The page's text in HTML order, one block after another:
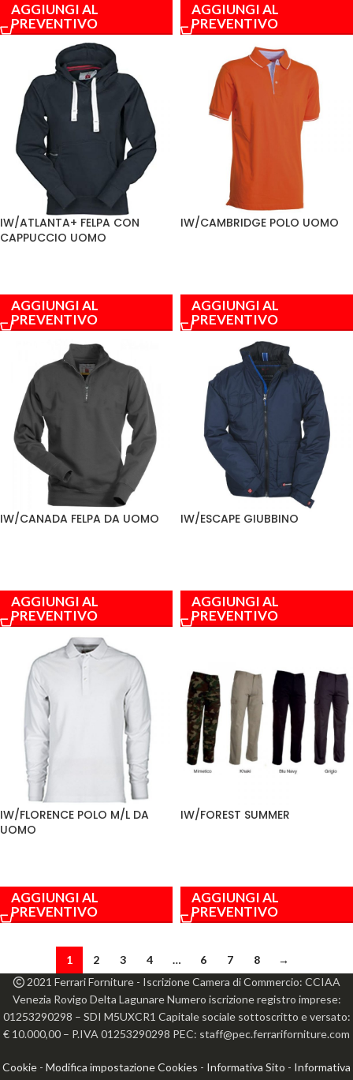
AGGIUNGI AL
PREVENTIVO
AGGIUNGI AL
PREVENTIVO
IW/ATLANTA+ FELPA CON
CAPPUCCIO UOMO
AGGIUNGI AL
PREVENTIVO
IW/CAMBRIDGE POLO UOMO
AGGIUNGI AL
PREVENTIVO
IW/CANADA FELPA DA UOMO
AGGIUNGI AL
PREVENTIVO
IW/ESCAPE GIUBBINO
AGGIUNGI AL
PREVENTIVO
IW/FLORENCE POLO M/L DA
UOMO
AGGIUNGI AL
PREVENTIVO
IW/FOREST SUMMER
AGGIUNGI AL
PREVENTIVO
1 2 3 4 … 6 7 8
→
2021 Ferrari Forniture - Iscrizione Camera di Commercio: CCIAA
Venezia Rovigo Delta Lagunare Numero iscrizione registro imprese:
01253290298 – SDI M5UXCR1 Capitale sociale sottoscritto e versato:
€ 10.000,00 – P.IVA 01253290298 PEC: staff@pec.ferrariforniture.com
Cookie - Modifica impostazione Cookies - Informativa Sito - Informativa